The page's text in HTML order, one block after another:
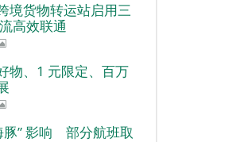
境货物转运站启用三
高效联通
物、1 元限定、百万
豚” 影响 部分航班取